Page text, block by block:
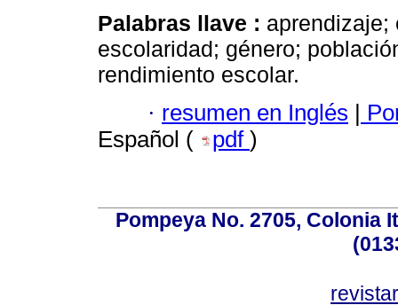
Palabras llave : aprendizaje;
escolaridad; género;
rendimiento escolar.
· resumen en Inglés |
Español (
pdf )
Pompeya No. 2705, Colonia